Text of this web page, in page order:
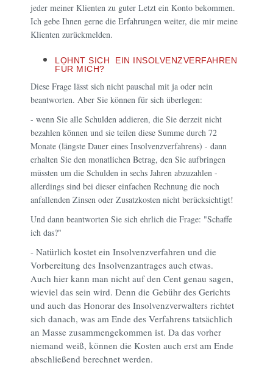
jeder meiner Klienten zu guter Letzt ein Konto bekommen.
Ich gebe Ihnen gerne die Erfahrungen weiter, die mir meine
Klienten zurückmelden.
LOHNT SICH EIN INSOLVENZVERFAHREN
FÜR MICH?
Diese Frage lässt sich nicht pauschal mit ja oder nein
beantworten. Aber Sie können für sich überlegen:
- wenn Sie alle Schulden addieren, die Sie derzeit nicht
bezahlen können und sie teilen diese Summe durch 72
Monate (längste Dauer eines Insolvenzverfahrens) - dann
erhalten Sie den monatlichen Betrag, den Sie aufbringen
müssten um die Schulden in sechs Jahren abzuzahlen -
allerdings sind bei dieser einfachen Rechnung die noch
anfallenden Zinsen oder Zusatzkosten nicht berücksichtigt!
Und dann beantworten Sie sich ehrlich die Frage: "Schaffe
ich das?"
- Natürlich kostet ein Insolvenzverfahren und die
Vorbereitung des Insolvenzantrages auch etwas.
Auch hier kann man nicht auf den Cent genau sagen,
wieviel das sein wird. Denn die Gebühr des Gerichts
und auch das Honorar des Insolvenzverwalters richtet
sich danach, was am Ende des Verfahrens tatsächlich
an Masse zusammengekommen ist. Da das vorher
niemand weiß, können die Kosten auch erst am Ende
abschließend berechnet werden.